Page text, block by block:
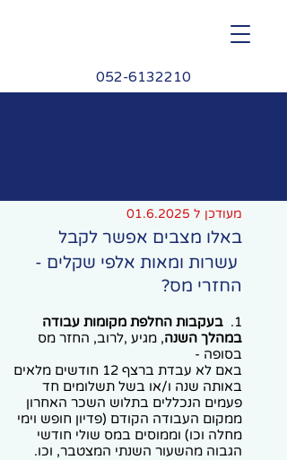
052-6132210
מעודכן ל 01.6.2025
​באלו מצבים אפשר לקבל
עשרות ומאות אלפי שקלים -
החזרי מס?
1.
בעקבות החלפת מקומות עבודה
במהלך השנה, מגיע ,לרוב, החזר מס
בסופה -
באם לא עבדת ברצף 12 חודשים מלאים
באותה שנה ו/או בשל תשלומים חד
פעמים הנכללים בתלוש השכר האחרון
ממקום העבודה הקודם (פדיון חופש וימי
מחלה וכו) וממוסים במס שולי חודשי
הגבוה מהשעור השנתי המצטבר, וכו.